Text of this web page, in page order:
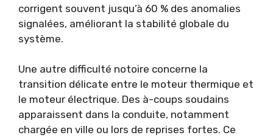
corrigent souvent jusqu’à 60 % des anomalies
signalées, améliorant la stabilité globale du
système.
Une autre difficulté notoire concerne la
transition délicate entre le moteur thermique et
le moteur électrique. Des à-coups soudains
apparaissent dans la conduite, notamment
chargée en ville ou lors de reprises fortes. Ce